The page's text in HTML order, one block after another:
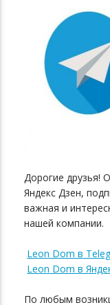
Дорогие друзья!
Яндекс Дзен,
важная и
нашей компании.
Leon Dom в
Leon Dom в
По любым